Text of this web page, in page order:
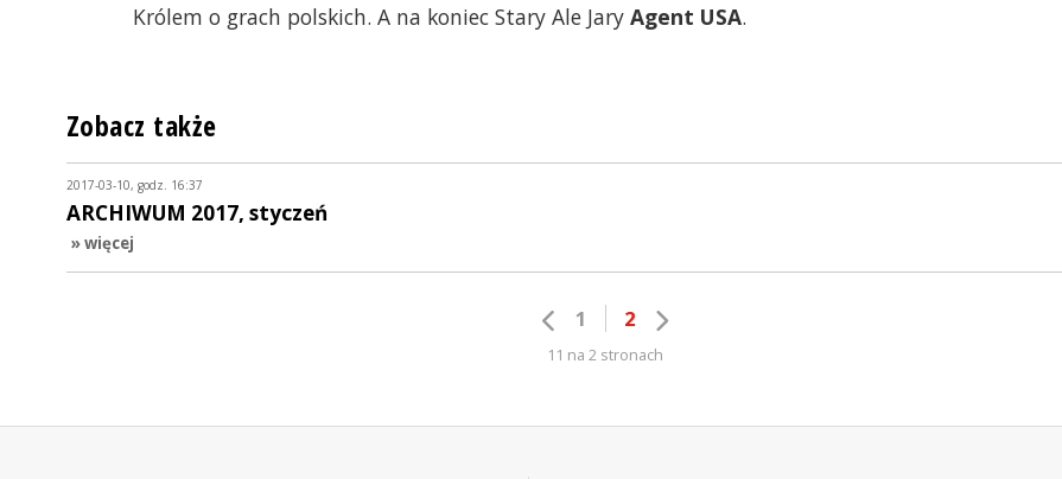
Królem o grach polskich. A na koniec Stary Ale Jary Agent USA.
Zobacz także
2017-03-10, godz. 16:37
ARCHIWUM 2017, styczeń
» więcej
1 2
11 na 2 stronach